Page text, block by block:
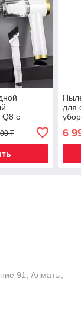
Q8 с
₸
для
6
91, Алматы,